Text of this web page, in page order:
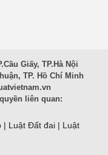
Giấy, TP.Hà Nội
TP. Hồ Chí Minh
liên quan:
| Luật Đất đai | Luật